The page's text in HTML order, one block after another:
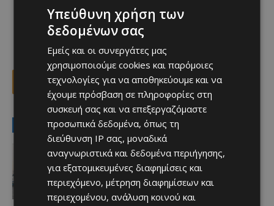
Facebook X Viber
LATEST NEWS
Ειδήσεις
Υφυπουργείο Ναυτιλίας:
Εξασφαλισμένη η ακτοπλοϊκή
σύνδεση Κύπρου – Ελλάδας και το
Υπεύθυνη χρήση των
δεδομένων σας
Εμείς και οι συνεργάτες μας
χρησιμοποιούμε cookies και παρόμοιες
τεχνολογίες για να αποθηκεύουμε και να
έχουμε πρόσβαση σε πληροφορίες στη
συσκευή σας και να επεξεργαζόμαστε
προσωπικά δεδομένα, όπως τη
διεύθυνση IP σας, μοναδικά
αναγνωριστικά και δεδομένα περιήγησης,
για εξατομικευμένες διαφημίσεις και
περιεχόμενο, μέτρηση διαφημίσεων και
περιεχομένου, ανάλυση κοινού και